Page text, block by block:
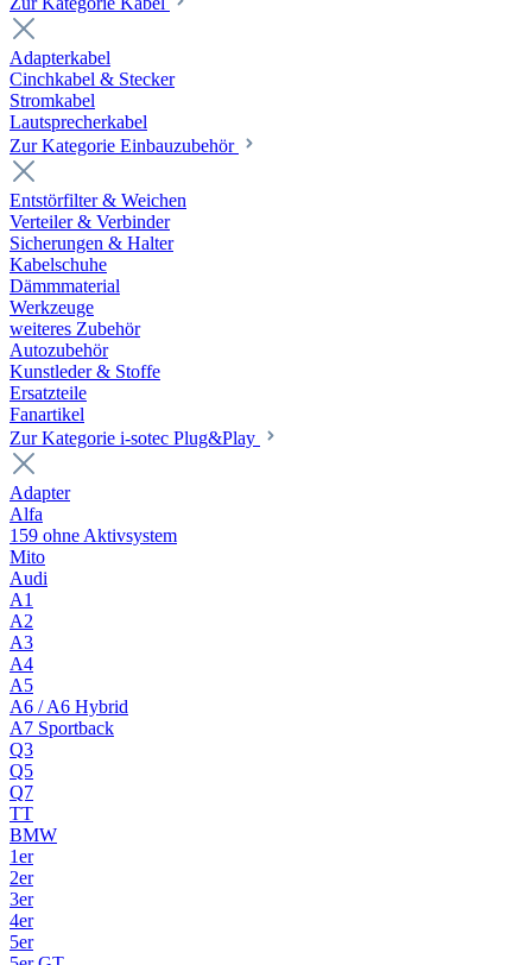
Adapterkabel
Cinchkabel & Stecker
Stromkabel
Lautsprecherkabel
Zur Kategorie Einbauzubehör
Entstörfilter & Weichen
Verteiler & Verbinder
Sicherungen & Halter
Kabelschuhe
Dämmmaterial
Werkzeuge
weiteres Zubehör
Autozubehör
Kunstleder & Stoffe
Ersatzteile
Fanartikel
Zur Kategorie i-sotec Plug&Play
Adapter
Alfa
159 ohne Aktivsystem
Mito
Audi
A1
A2
A3
A4
A5
A6 / A6 Hybrid
A7 Sportback
Q3
Q5
Q7
TT
BMW
1er
2er
3er
4er
5er